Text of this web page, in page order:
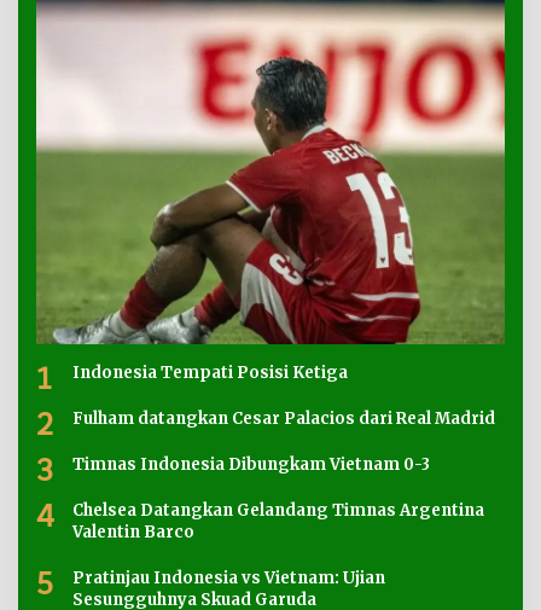
1 Indonesia Tempati Posisi Ketiga
2 Fulham datangkan Cesar Palacios dari Real Madrid
3 Timnas Indonesia Dibungkam Vietnam 0-3
4
Chelsea Datangkan Gelandang Timnas Argentina
Valentin Barco
5
Pratinjau Indonesia vs Vietnam: Ujian
Sesungguhnya Skuad Garuda